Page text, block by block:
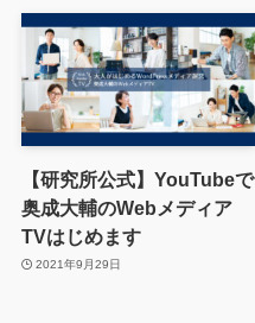
【研究所公式】YouTubeで
奥成大輔のWebメディア
TVはじめます
2021年9月29日